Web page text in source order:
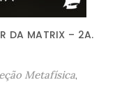
DA MATRIX – 2A.
Metafísica,